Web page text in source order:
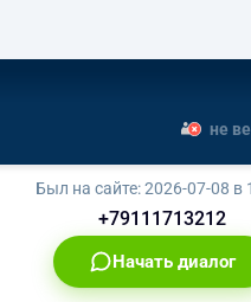
не
Был на сайте:2026-07-08 в
+79111713212
Начать диалог